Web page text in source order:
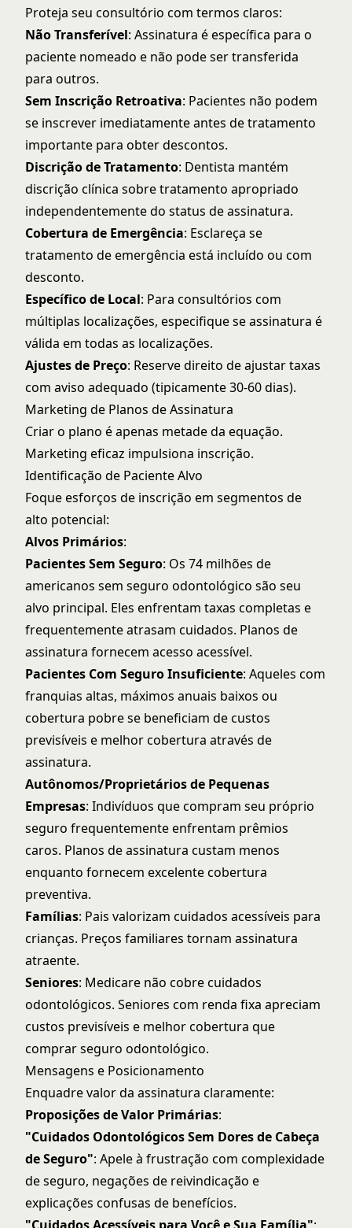
Proteja seu consultório com termos claros:
Não Transferível: Assinatura é específica para o
paciente nomeado e não pode ser transferida
para outros.
Sem Inscrição Retroativa: Pacientes não podem
se inscrever imediatamente antes de tratamento
importante para obter descontos.
Discrição de Tratamento: Dentista mantém
discrição clínica sobre tratamento apropriado
independentemente do status de assinatura.
Cobertura de Emergência: Esclareça se
tratamento de emergência está incluído ou com
desconto.
Específico de Local: Para consultórios com
múltiplas localizações, especifique se assinatura é
válida em todas as localizações.
Ajustes de Preço: Reserve direito de ajustar taxas
com aviso adequado (tipicamente 30-60 dias).
Marketing de Planos de Assinatura
Criar o plano é apenas metade da equação.
Marketing eficaz impulsiona inscrição.
Identificação de Paciente Alvo
Foque esforços de inscrição em segmentos de
alto potencial:
Alvos Primários:
Pacientes Sem Seguro: Os 74 milhões de
americanos sem seguro odontológico são seu
alvo principal. Eles enfrentam taxas completas e
frequentemente atrasam cuidados. Planos de
assinatura fornecem acesso acessível.
Pacientes Com Seguro Insuficiente: Aqueles com
franquias altas, máximos anuais baixos ou
cobertura pobre se beneficiam de custos
previsíveis e melhor cobertura através de
assinatura.
Autônomos/Proprietários de Pequenas
Empresas: Indivíduos que compram seu próprio
seguro frequentemente enfrentam prêmios
caros. Planos de assinatura custam menos
enquanto fornecem excelente cobertura
preventiva.
Famílias: Pais valorizam cuidados acessíveis para
crianças. Preços familiares tornam assinatura
atraente.
Seniores: Medicare não cobre cuidados
odontológicos. Seniores com renda fixa apreciam
custos previsíveis e melhor cobertura que
comprar seguro odontológico.
Mensagens e Posicionamento
Enquadre valor da assinatura claramente:
Proposições de Valor Primárias:
"Cuidados Odontológicos Sem Dores de Cabeça
de Seguro": Apele à frustração com complexidade
de seguro, negações de reivindicação e
explicações confusas de benefícios.